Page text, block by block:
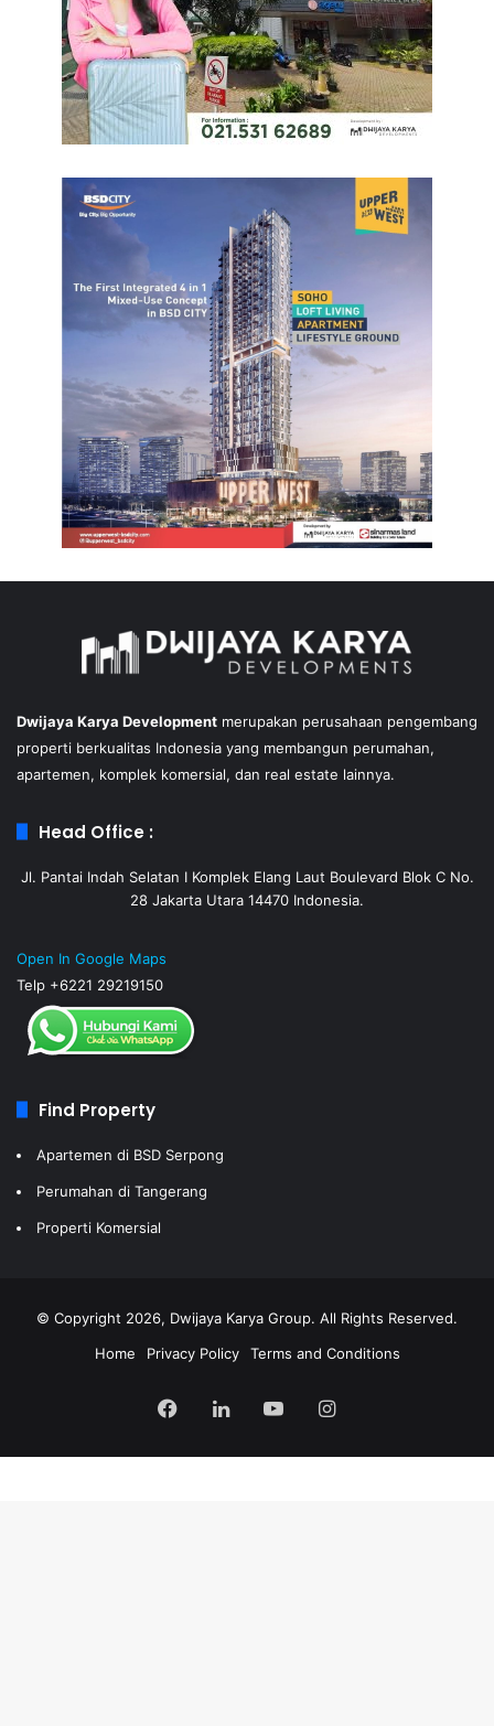
Dwijaya Karya Development merupakan perusahaan pengembang
properti berkualitas Indonesia yang membangun perumahan,
apartemen, komplek komersial, dan real estate lainnya.
Head Office :
Jl. Pantai Indah Selatan I Komplek Elang Laut Boulevard Blok C No.
28 Jakarta Utara 14470 Indonesia.
Open In Google Maps
Telp +6221 29219150
Find Property
Apartemen di BSD Serpong
Perumahan di Tangerang
Properti Komersial
© Copyright 2026, Dwijaya Karya Group. All Rights Reserved.
Home
Privacy Policy Terms and Conditions
Facebook
LinkedInYouTubeInstagram